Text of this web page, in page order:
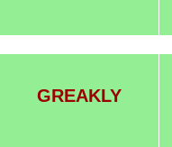
GREAKLY